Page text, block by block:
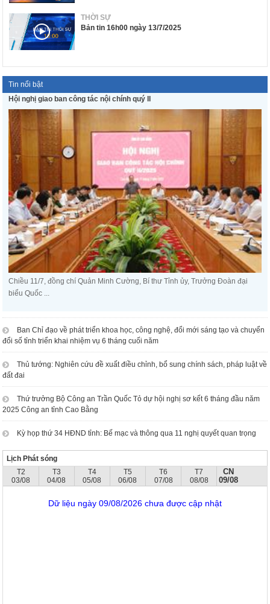
THỜI SỰ
Bản tin 16h00 ngày 13/7/2025
Tin nổi bật
Hội nghị giao ban công tác nội chính quý II
Chiều 11/7, đồng chí Quản Minh Cường, Bí thư Tỉnh ủy, Trưởng Đoàn đại
biểu Quốc ...
Ban Chỉ đạo về phát triển khoa học, công nghệ, đổi mới sáng tạo và chuyển
đổi số tỉnh triển khai nhiệm vụ 6 tháng cuối năm
Thủ tướng: Nghiên cứu đề xuất điều chỉnh, bổ sung chính sách, pháp luật về
đất đai
Thứ trưởng Bộ Công an Trần Quốc Tỏ dự hội nghị sơ kết 6 tháng đầu năm
2025 Công an tỉnh Cao Bằng
Kỳ họp thứ 34 HĐND tỉnh: Bế mạc và thông qua 11 nghị quyết quan trọng
Lịch Phát sóng
T2
03/08
T3
04/08
T4
05/08
T5
06/08
T6
07/08
T7
08/08
CN
09/08
Dữ liệu ngày 09/08/2026 chưa được cập nhật